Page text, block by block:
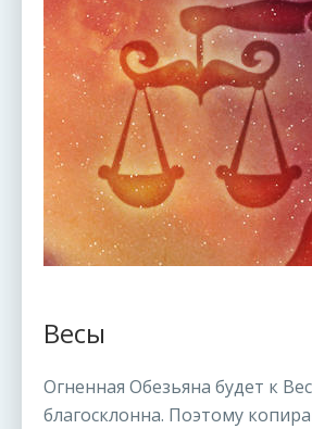
Весы
Огненная Обезьяна будет к
благосклонна. Поэтому